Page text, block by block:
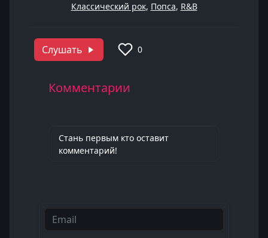
Классический рок, Попса, R&B
Слушать 0
Комментарии
Стань первым кто оставит
комментарий!